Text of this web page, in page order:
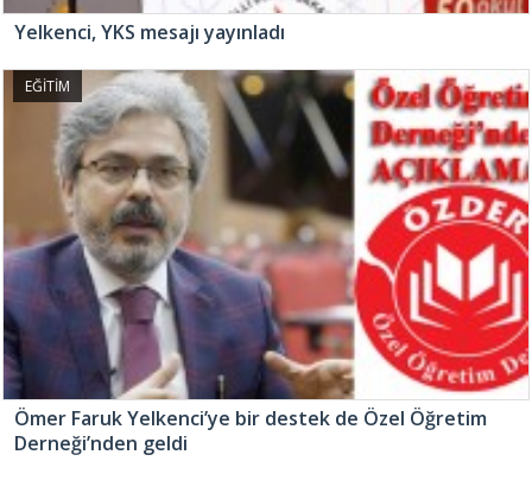
Yelkenci, YKS mesajı yayınladı
EĞİTİM
Ömer Faruk Yelkenci’ye bir destek de Özel Öğretim
Derneği’nden geldi